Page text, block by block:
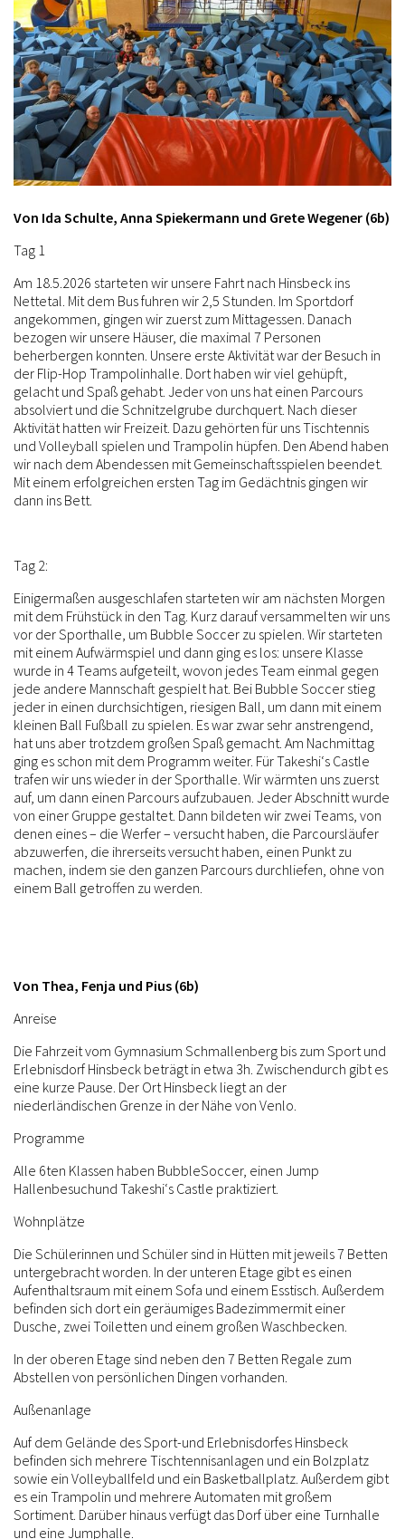
Von Ida Schulte, Anna Spiekermann und Grete Wegener (6b)
Tag 1
Am 18.5.2026 starteten wir unsere Fahrt nach Hinsbeck ins
Nettetal. Mit dem Bus fuhren wir 2,5 Stunden. Im Sportdorf
angekommen, gingen wir zuerst zum Mittagessen. Danach
bezogen wir unsere Häuser, die maximal 7 Personen
beherbergen konnten. Unsere erste Aktivität war der Besuch in
der Flip-Hop Trampolinhalle. Dort haben wir viel gehüpft,
gelacht und Spaß gehabt. Jeder von uns hat einen Parcours
absolviert und die Schnitzelgrube durchquert. Nach dieser
Aktivität hatten wir Freizeit. Dazu gehörten für uns Tischtennis
und Volleyball spielen und Trampolin hüpfen. Den Abend haben
wir nach dem Abendessen mit Gemeinschaftsspielen beendet.
Mit einem erfolgreichen ersten Tag im Gedächtnis gingen wir
dann ins Bett.
Tag 2:
Einigermaßen ausgeschlafen starteten wir am nächsten Morgen
mit dem Frühstück in den Tag. Kurz darauf versammelten wir uns
vor der Sporthalle, um Bubble Soccer zu spielen. Wir starteten
mit einem Aufwärmspiel und dann ging es los: unsere Klasse
wurde in 4 Teams aufgeteilt, wovon jedes Team einmal gegen
jede andere Mannschaft gespielt hat. Bei Bubble Soccer stieg
jeder in einen durchsichtigen, riesigen Ball, um dann mit einem
kleinen Ball Fußball zu spielen. Es war zwar sehr anstrengend,
hat uns aber trotzdem großen Spaß gemacht. Am Nachmittag
ging es schon mit dem Programm weiter. Für Takeshi‘s Castle
trafen wir uns wieder in der Sporthalle. Wir wärmten uns zuerst
auf, um dann einen Parcours aufzubauen. Jeder Abschnitt wurde
von einer Gruppe gestaltet. Dann bildeten wir zwei Teams, von
denen eines – die Werfer – versucht haben, die Parcoursläufer
abzuwerfen, die ihrerseits versucht haben, einen Punkt zu
machen, indem sie den ganzen Parcours durchliefen, ohne von
einem Ball getroffen zu werden.
Von Thea, Fenja und Pius (6b)
Anreise
Die Fahrzeit vom Gymnasium Schmallenberg bis zum Sport und
Erlebnisdorf Hinsbeck beträgt in etwa 3h. Zwischendurch gibt es
eine kurze Pause. Der Ort Hinsbeck liegt an der
niederländischen Grenze in der Nähe von Venlo.
Programme
Alle 6ten Klassen haben BubbleSoccer, einen Jump
Hallenbesuchund Takeshi‘s Castle praktiziert.
Wohnplätze
Die Schülerinnen und Schüler sind in Hütten mit jeweils 7 Betten
untergebracht worden. In der unteren Etage gibt es einen
Aufenthaltsraum mit einem Sofa und einem Esstisch. Außerdem
befinden sich dort ein geräumiges Badezimmermit einer
Dusche, zwei Toiletten und einem großen Waschbecken.
In der oberen Etage sind neben den 7 Betten Regale zum
Abstellen von persönlichen Dingen vorhanden.
Außenanlage
Auf dem Gelände des Sport-und Erlebnisdorfes Hinsbeck
befinden sich mehrere Tischtennisanlagen und ein Bolzplatz
sowie ein Volleyballfeld und ein Basketballplatz. Außerdem gibt
es ein Trampolin und mehrere Automaten mit großem
Sortiment. Darüber hinaus verfügt das Dorf über eine Turnhalle
und eine Jumphalle.